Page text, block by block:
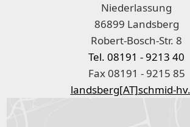
Niederlassung
86899 Landsberg
Robert-Bosch-Str. 8
Tel. 08191 - 9213 40
Fax 08191 - 9215 85
landsberg[AT]schmid-